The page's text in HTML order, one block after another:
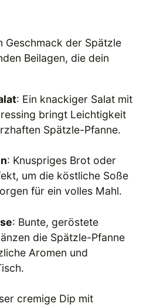
Geschmack der Spätzle
Beilagen, die dein
: Ein knackiger Salat mit
bringt Leichtigkeit
Spätzle-Pfanne.
: Knuspriges Brot oder
um die köstliche Soße
für ein volles Mahl.
: Bunte, geröstete
die Spätzle-Pfanne
Aromen und
cremige Dip mit